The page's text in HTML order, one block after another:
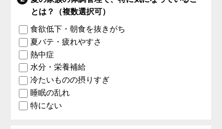
とは？（複数選択可）
食欲低下・朝食を抜きがち
夏バテ・疲れやすさ
熱中症
水分・栄養補給
冷たいものの摂りすぎ
睡眠の乱れ
特にない